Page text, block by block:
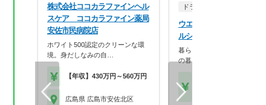
株式会社ココカラファインヘル
スケア ココカラファイン薬局
安佐市民病院店
ホワイト500認定のクリーンな環
境。身だしなみの自…
【年収】430万円～560万円
広島県 広島市安佐北区
ドラッグストア（調剤併設
ウエルシア薬局株式会社
ルシア広島可部南店
暮らしを支える仕事だから、
の暮らしも大切に。業…